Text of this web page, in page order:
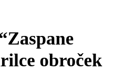
obroček